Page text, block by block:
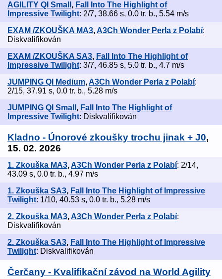
AGILITY QI Small , Fall Into The Highlight of
Impressive Twilight: 2/7, 38.66 s, 0.0 tr. b., 5.54 m/s
EXAM /ZKOUŠKA MA3,A3Ch Wonder Perla z Polabí:
Diskvalifikován
EXAM /ZKOUŠKA SA3, Fall Into The Highlight of
Impressive Twilight: 3/7, 46.85 s, 5.0 tr. b., 4.7 m/s
JUMPING QI Medium,A3Ch Wonder Perla z Polabí:
2/15, 37.91 s, 0.0 tr. b., 5.28 m/s
JUMPING QI Small , Fall Into The Highlight of
Impressive Twilight: Diskvalifikován
Kladno - Únorové zkoušky trochu jinak + J0,
15. 02. 2026
1. Zkouška MA3,A3Ch Wonder Perla z Polabí: 2/14,
43.09 s, 0.0 tr. b., 4.97 m/s
1. Zkouška SA3, Fall Into The Highlight of Impressive
Twilight: 1/10, 40.53 s, 0.0 tr. b., 5.28 m/s
2. Zkouška MA3,A3Ch Wonder Perla z Polabí:
Diskvalifikován
2. Zkouška SA3, Fall Into The Highlight of Impressive
Twilight: Diskvalifikován
Čerčany - Kvalifikační závod na World Agility